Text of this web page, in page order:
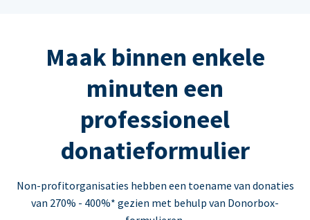
Maak binnen enkele
minuten een
professioneel
donatieformulier
Non-profitorganisaties hebben een toename van donaties
van 270% - 400%* gezien met behulp van Donorbox-